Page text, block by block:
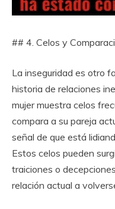
## 4. Celos y
La inseguridad es otro
historia de relaciones
mujer muestra celos
compara a su pareja
señal de que está
Estos celos pueden
traiciones o
relación actual a